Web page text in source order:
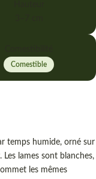
Comestible
temps humide, orné sur
. Les lames sont blanches,
les mêmes